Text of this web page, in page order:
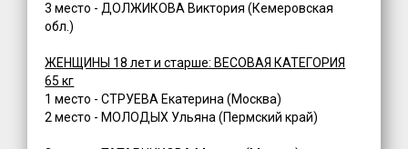
3 место - ДОЛЖИКОВА Виктория (Кемеровская
обл.)
ЖЕНЩИНЫ 18 лет и старше: ВЕСОВАЯ КАТЕГОРИЯ
65 кг
1 место - СТРУЕВА Екатерина (Москва)
2 место - МОЛОДЫХ Ульяна (Пермский край)